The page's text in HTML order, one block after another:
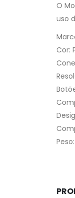
O
uso
Cor: